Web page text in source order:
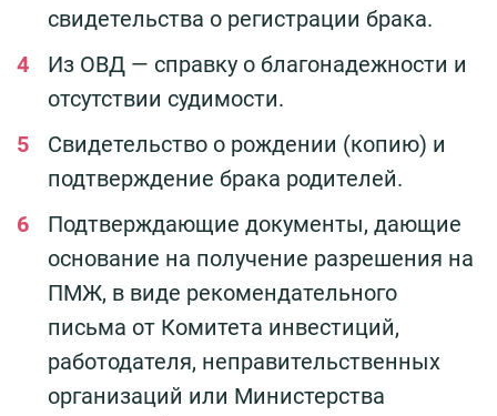
свидетельства о регистрации брака.
Из ОВД — справку о благонадежности и
отсутствии судимости.
Свидетельство о рождении (копию) и
подтверждение брака родителей.
Подтверждающие документы, дающие
основание на получение разрешения на
ПМЖ, в виде рекомендательного
письма от Комитета инвестиций,
работодателя, неправительственных
организаций или Министерства